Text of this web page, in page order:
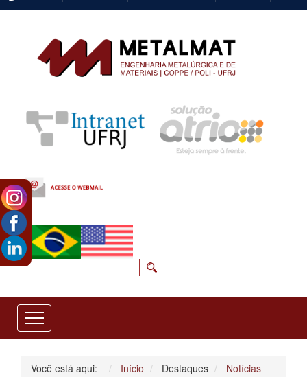
CONTEÚDO
Você está aqui: Início Destaques
Notícias